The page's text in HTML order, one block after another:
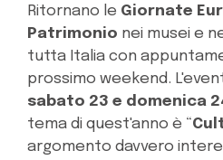
Ritornano le Giornate
Patrimonio nei musei e
tutta Italia con
prossimo weekend.
sabato 23 e domenica
tema di quest'anno è “
argomento davvero